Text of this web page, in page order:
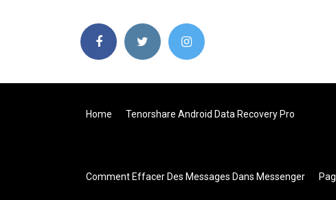
Home Tenorshare Android Data Recovery Pro
Comment Effacer Des Messages Dans Messenger